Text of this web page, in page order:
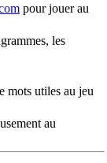
pour jouer au
les
mots utiles au jeu
au